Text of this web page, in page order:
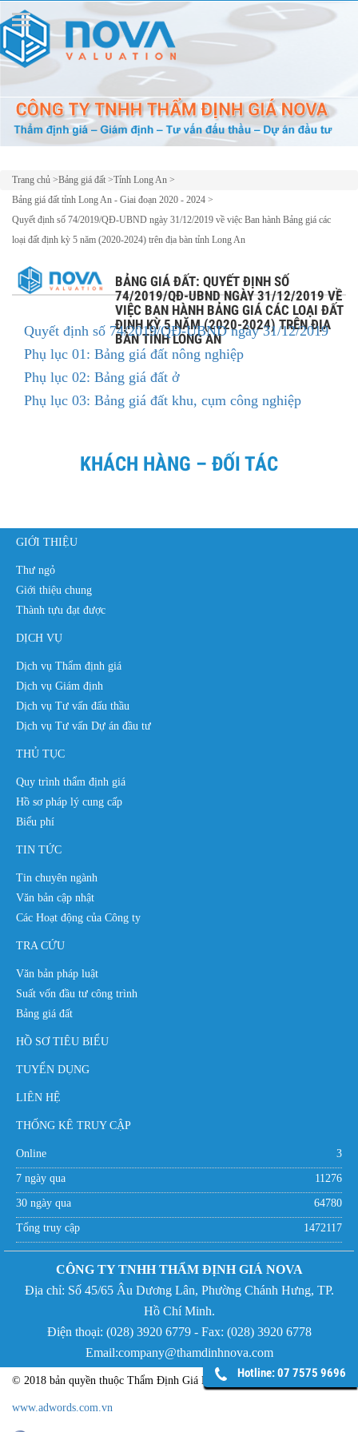
Trang chủ >Bảng giá đất >Tỉnh Long An >
Bảng giá đất tỉnh Long An - Giai đoạn 2020 - 2024 >
Quyết định số 74/2019/QĐ-UBND ngày 31/12/2019 về việc Ban hành Bảng giá các
loại đất định kỳ 5 năm (2020-2024) trên địa bàn tỉnh Long An
BẢNG GIÁ ĐẤT: QUYẾT ĐỊNH SỐ
74/2019/QĐ-UBND NGÀY 31/12/2019 VỀ
VIỆC BAN HÀNH BẢNG GIÁ CÁC LOẠI ĐẤT
ĐỊNH KỲ 5 NĂM (2020-2024) TRÊN ĐỊA
BÀN TỈNH LONG AN
Quyết định số 74/2019/QĐ-UBND ngày 31/12/2019
Phụ lục 01: Bảng giá đất nông nghiệp
Phụ lục 02: Bảng giá đất ở
Phụ lục 03: Bảng giá đất khu, cụm công nghiệp
KHÁCH HÀNG – ĐỐI TÁC
GIỚI THIỆU
Thư ngỏ
Giới thiệu chung
Thành tựu đạt được
DỊCH VỤ
Dịch vụ Thẩm định giá
Dịch vụ Giám định
Dịch vụ Tư vấn đấu thầu
Dịch vụ Tư vấn Dự án đầu tư
THỦ TỤC
Quy trình thẩm định giá
Hồ sơ pháp lý cung cấp
Biểu phí
TIN TỨC
Tin chuyên ngành
Văn bản cập nhật
Các Hoạt động của Công ty
TRA CỨU
Văn bản pháp luật
Suất vốn đầu tư công trình
Bảng giá đất
HỒ SƠ TIÊU BIỂU
TUYỂN DỤNG
LIÊN HỆ
THỐNG KÊ TRUY CẬP
Online 3
7 ngày qua 11276
30 ngày qua 64780
Tổng truy cập 1472117
CÔNG TY TNHH THẨM ĐỊNH GIÁ NOVA
Địa chỉ: Số 45/65 Âu Dương Lân, Phường Chánh Hưng, TP.
Hồ Chí Minh.
Điện thoại: (028) 3920 6779 - Fax: (028) 3920 6778
Email:company@thamdinhnova.com
© 2018 bản quyền thuộc Thẩm Định Giá NOVA - Phát triển bởi
www.adwords.com.vn
Hotline: 07 7575 9696